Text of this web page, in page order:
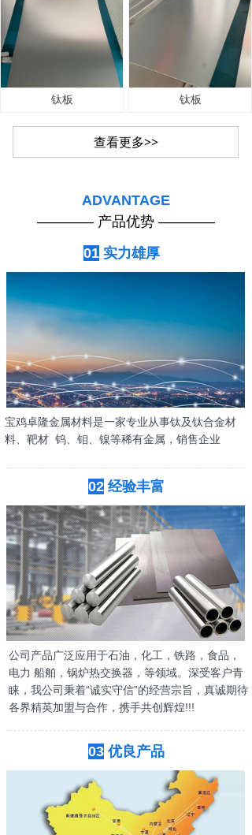
钛板 钛板
1/17
查看更多>>
ADVANTAGE
———— 产品优势 ————
01实力雄厚
宝鸡卓隆金属材料是一家专业从事钛及钛合金材
料、靶材 钨、钼、镍等稀有金属，销售企业
公司产品广泛应用于石油，化工，铁路，食品，
电力 船舶，锅炉热交换器，等领域。 深受客户青
睐，我公司秉着“诚实守信”的经营宗旨，真诚期待
各界精英加盟与合作，携手共创辉煌!!!
02经验丰富
03优良产品